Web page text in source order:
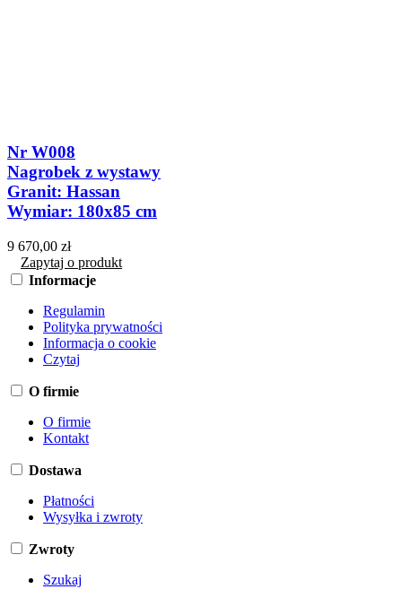
Nr W008
Nagrobek z wystawy
Granit: Hassan
Wymiar: 180x85 cm
9 670,00 zł
Zapytaj o produkt
Informacje
Regulamin
Polityka prywatności
Informacja o cookie
Czytaj
O firmie
O firmie
Kontakt
Dostawa
Płatności
Wysyłka i zwroty
Zwroty
Szukaj